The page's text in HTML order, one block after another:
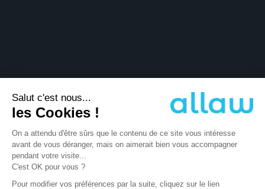
Contact Légal